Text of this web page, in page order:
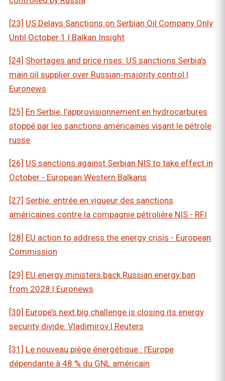
[23] US Delays Sanctions on Serbian Oil Company Only
Until October 1 | Balkan Insight
[24] Shortages and price rises: US sanctions Serbia’s
main oil supplier over Russian‑majority control |
Euronews
[25] En Serbie, l’approvisionnement en hydrocarbures
stoppé par les sanctions américaines visant le pétrole
russe
[26] US sanctions against Serbian NIS to take effect in
October - European Western Balkans
[27] Serbie: entrée en vigueur des sanctions
américaines contre la compagnie pétrolière NIS - RFI
[28] EU action to address the energy crisis - European
Commission
[29] EU energy ministers back Russian energy ban
from 2028 | Euronews
[30] Europe’s next big challenge is closing its energy
security divide: Vladimirov | Reuters
[31] Le nouveau piège énergétique : l’Europe
dépendante à 48 % du GNL américain